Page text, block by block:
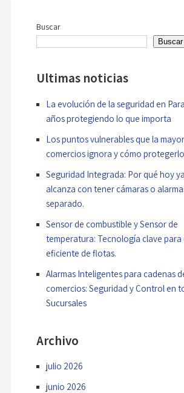
entradas
Buscar
Buscar
Ultimas noticias
La evolución de la seguridad en
años protegiendo lo que importa
Los puntos vulnerables que la
comercios ignora y cómo
Seguridad Integrada: Por qué hoy
alcanza con tener cámaras o
separado.
Sensor de combustible y Sensor de
temperatura: Tecnología clave
eficiente de flotas.
Alarmas Inteligentes para cadenas
comercios: Seguridad y Control en
Sucursales
Archivo
julio 2026
junio 2026